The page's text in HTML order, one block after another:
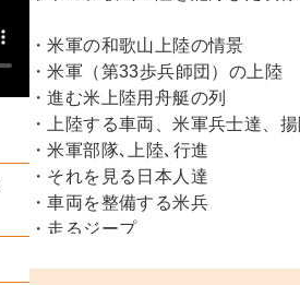
・米軍の和歌山上陸の情景
・米軍（第33歩兵師団）の上陸
・進む米上陸用舟艇の列
・上陸する車両、米軍兵士達、
・米軍部隊､上陸､行進
・それを見る日本人達
・車両を整備する米兵
・走るジープ